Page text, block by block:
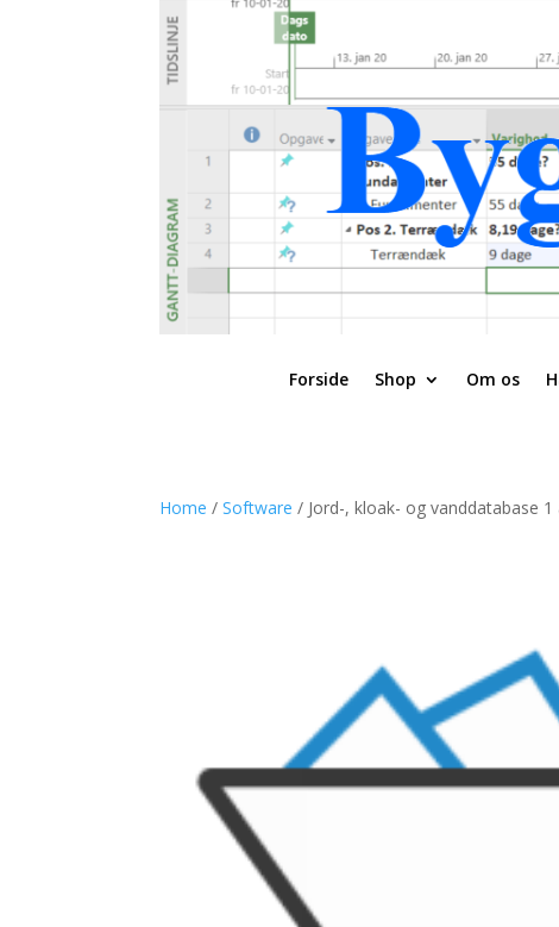
Forside Shop Om os
Home /Software / Jord-, kloak- og vanddatabase 1